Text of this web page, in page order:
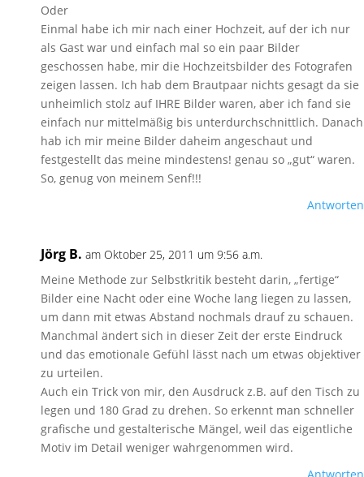
Oder
Einmal habe ich mir nach einer Hochzeit, auf der ich nur
als Gast war und einfach mal so ein paar Bilder
geschossen habe, mir die Hochzeitsbilder des Fotografen
zeigen lassen. Ich hab dem Brautpaar nichts gesagt da sie
unheimlich stolz auf IHRE Bilder waren, aber ich fand sie
einfach nur mittelmäßig bis unterdurchschnittlich. Danach
hab ich mir meine Bilder daheim angeschaut und
festgestellt das meine mindestens! genau so „gut“ waren.
So, genug von meinem Senf!!!
Antworten
Jörg B. am Oktober 25, 2011 um 9:56 a.m.
Meine Methode zur Selbstkritik besteht darin, „fertige“
Bilder eine Nacht oder eine Woche lang liegen zu lassen,
um dann mit etwas Abstand nochmals drauf zu schauen.
Manchmal ändert sich in dieser Zeit der erste Eindruck
und das emotionale Gefühl lässt nach um etwas objektiver
zu urteilen.
Auch ein Trick von mir, den Ausdruck z.B. auf den Tisch zu
legen und 180 Grad zu drehen. So erkennt man schneller
grafische und gestalterische Mängel, weil das eigentliche
Motiv im Detail weniger wahrgenommen wird.